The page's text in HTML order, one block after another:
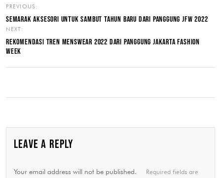
PREVIOUS:
SEMARAK AKSESORI UNTUK SAMBUT TAHUN BARU DARI PANGGUNG JFW 2022
NEXT:
REKOMENDASI TREN MENSWEAR 2022 DARI PANGGUNG JAKARTA FASHION
WEEK
LEAVE A REPLY
Your email address will not be published.
Required fields are